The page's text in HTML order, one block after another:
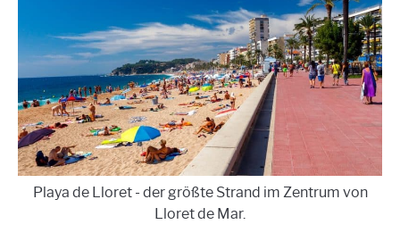
Playa de Lloret - der größte Strand im Zentrum von
Lloret de Mar.